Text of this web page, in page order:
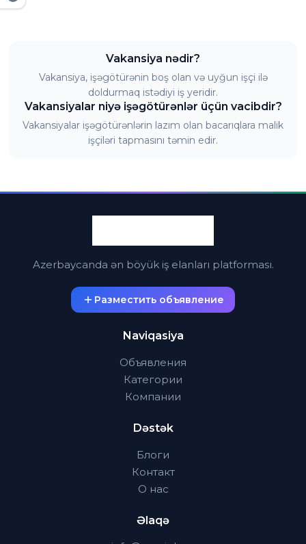
Vakansiya nədir?
Vakansiya, işəgötürənin boş olan və uyğun işçi ilə
doldurmaq istədiyi iş yeridir.
Vakansiyalar niyə işəgötürənlər üçün vacibdir?
Vakansiyalar işəgötürənlərin lazım olan bacarıqlara malik
işçiləri tapmasını təmin edir.
Azerbaycanda ən böyük iş elanları platforması.
Разместить объявление
Naviqasiya
Объявления
Категории
Компании
Dəstək
Блоги
Контакт
О нас
Əlaqə